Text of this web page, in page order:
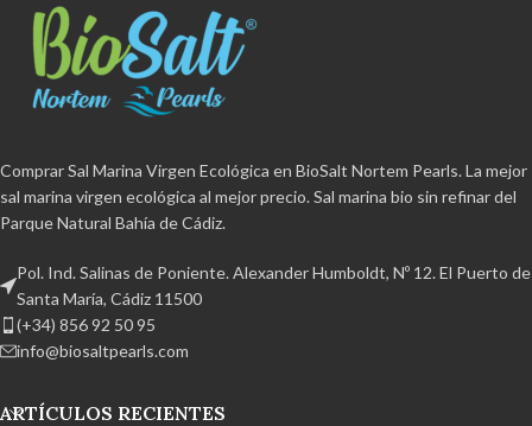
Cristalización natural
y
humectación inferior al 2% Sin
refinar , sin aditivos y
antiapelmazante.
Con
certificación ecológicaLibre de
Natural Bahía de Cádiz.
Comprar Sal Marina Virgen Ecológica en BioSalt Nortem Pearls. La mejor
sal marina virgen ecológica al mejor precio. Sal marina bio sin refinar del
Parque Natural Bahía de Cádiz.
Pol. Ind. Salinas de Poniente. Alexander Humboldt, Nº 12. El Puerto de
Santa María, Cádiz 11500
(+34) 856 92 50 95
info@biosaltpearls.com
ARTÍCULOS RECIENTES